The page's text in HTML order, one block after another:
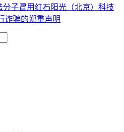
分子冒用红石阳光（北京）科技
诈骗的郑重声明